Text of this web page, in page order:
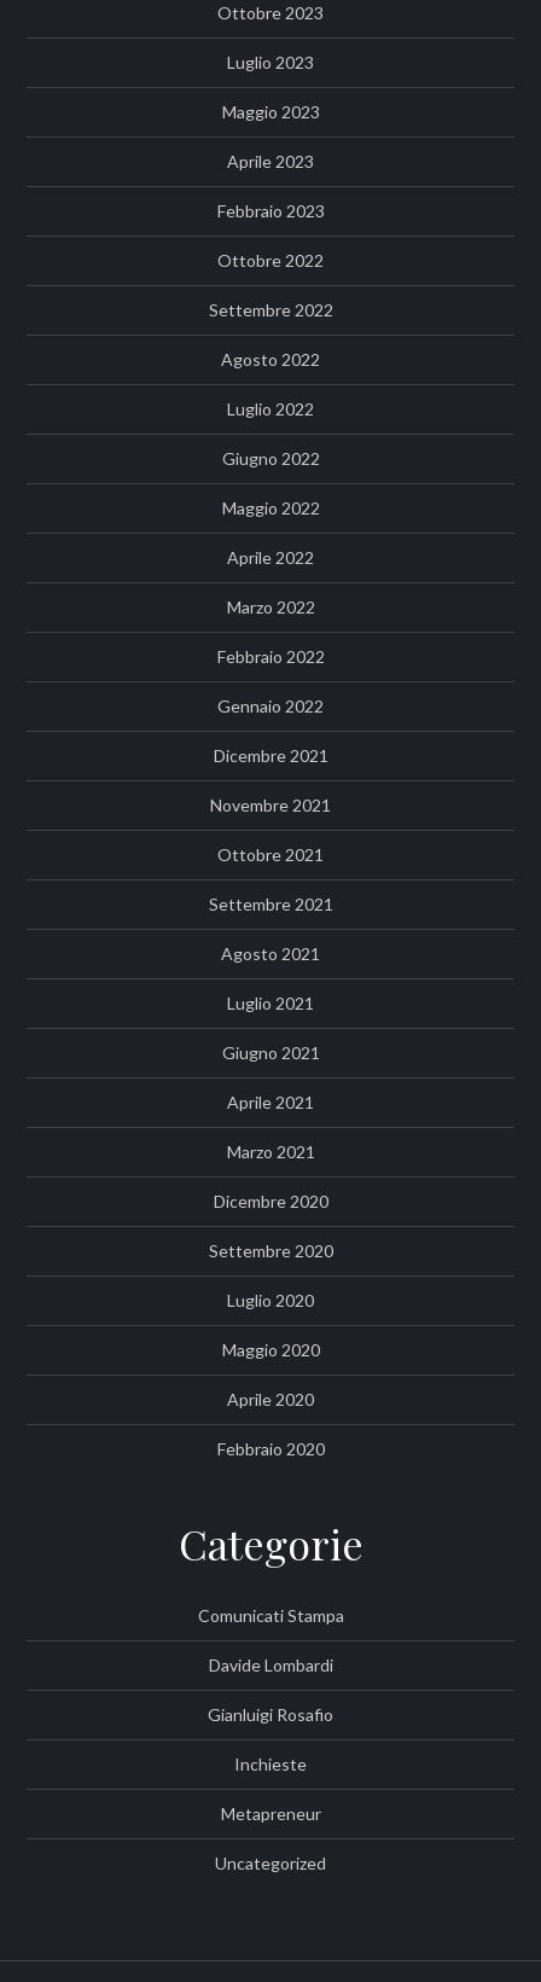
Ottobre 2023
Luglio 2023
Maggio 2023
Aprile 2023
Febbraio 2023
Ottobre 2022
Settembre 2022
Agosto 2022
Luglio 2022
Giugno 2022
Maggio 2022
Aprile 2022
Marzo 2022
Febbraio 2022
Gennaio 2022
Dicembre 2021
Novembre 2021
Ottobre 2021
Settembre 2021
Agosto 2021
Luglio 2021
Giugno 2021
Aprile 2021
Marzo 2021
Dicembre 2020
Settembre 2020
Luglio 2020
Maggio 2020
Aprile 2020
Febbraio 2020
Categorie
Comunicati Stampa
Davide Lombardi
Gianluigi Rosafio
Inchieste
Metapreneur
Uncategorized